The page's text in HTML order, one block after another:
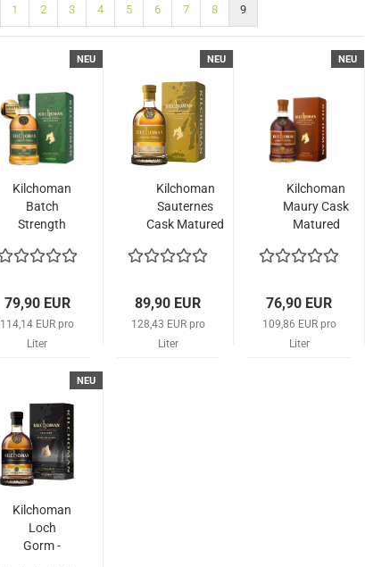
1 2 3 4 5 6 7 8 9
NEU
Kilchoman
Batch
Strength
79,90 EUR
114,14 EUR pro
Liter
NEU
Kilchoman
Sauternes
Cask Matured
89,90 EUR
128,43 EUR pro
Liter
NEU
Kilchoman
Maury Cask
Matured
- Limited
76,90 EUR
109,86 EUR pro
Liter
NEU
Kilchoman
Loch
Gorm -